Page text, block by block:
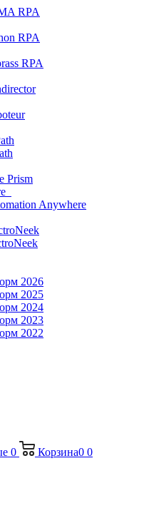
RPA
RPA
RPA
Prism
Anywhere
2026
2025
2024
2023
2022
0 Корзина0 0